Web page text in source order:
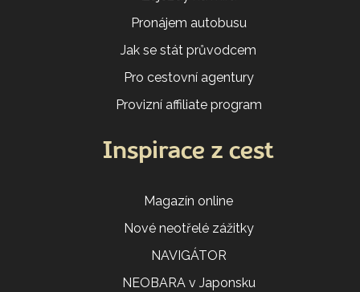
Pronájem autobusu
Jak se stát průvodcem
Pro cestovní agentury
Provizní affiliate program
Inspirace z cest
Magazín online
Nové neotřelé zážitky
NAVIGÁTOR
NEOBARA v Japonsku